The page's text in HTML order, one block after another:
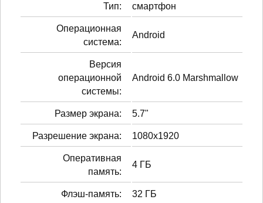
Тип: смартфон
Операционная
система:
Android
Версия
операционной
системы:
Android 6.0 Marshmallow
Размер экрана: 5.7"
Разрешение экрана: 1080x1920
Оперативная
память:
4 ГБ
Флэш-память: 32 ГБ